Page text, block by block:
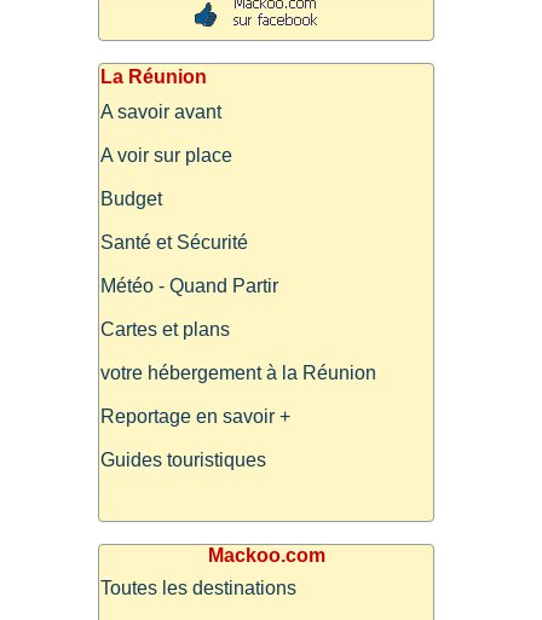
La Réunion
A savoir avant
A voir sur place
Budget
Santé et Sécurité
Météo - Quand Partir
Cartes et plans
votre hébergement à la Réunion
Reportage en savoir +
Guides touristiques
Mackoo.com
Toutes les destinations